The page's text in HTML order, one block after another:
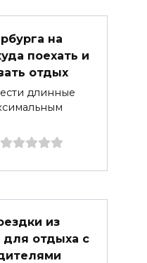
на
поехать и
отдых
длинные
из
для отдыха с